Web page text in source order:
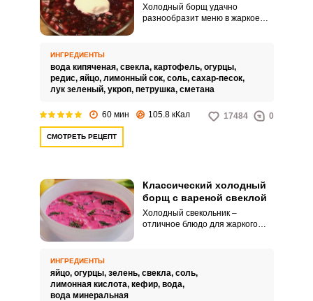
Холодный борщ удачно
разнообразит меню в жаркое
ИНГРЕДИЕНТЫ
вода кипяченая, свекла, картофель, огурцы,
редис, яйцо, лимонный сок, соль, сахар-песок,
лук зеленый, укроп, петрушка, сметана
60 мин 105.8 кКал 17484 0
СМОТРЕТЬ РЕЦЕПТ
Классический холодный
борщ с вареной свеклой
Холодный свекольник –
отличное блюдо для жаркого
витаминами, поэтому
приготовить такое блюдо на
обед будет очень полезно и для
ИНГРЕДИЕНТЫ
яйцо, огурцы, зелень, свекла, соль,
лимонная кислота, кефир, вода,
вода минеральная